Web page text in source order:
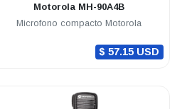
Motorola MH-90A4B
Microfono compacto Motorola
$ 57.15 USD